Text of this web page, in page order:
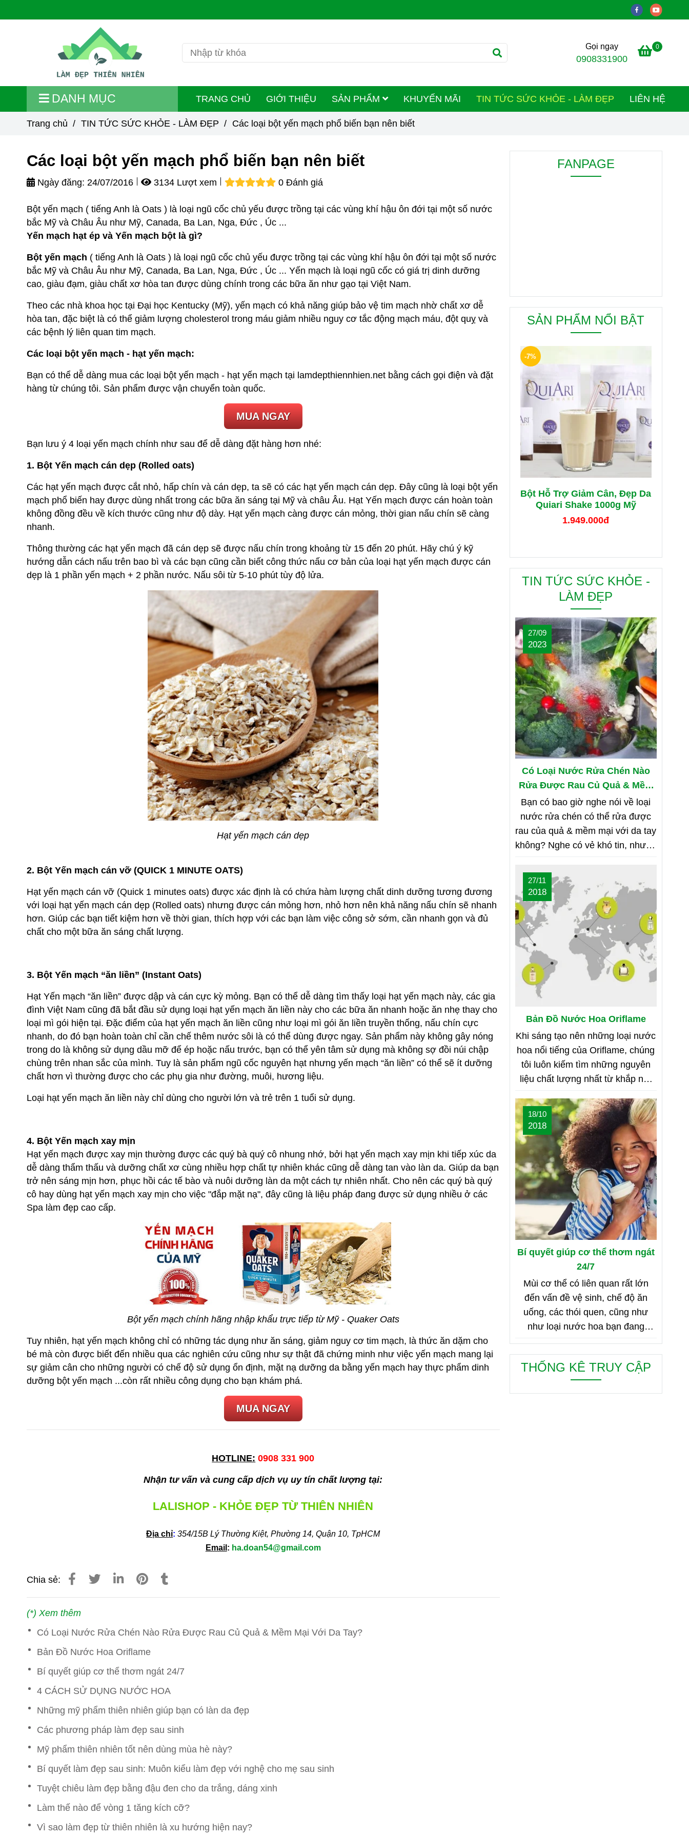
Gọi ngay
0908331900
0
DANH MỤC TRANG CHỦ GIỚI THIỆU SẢN PHẨM KHUYẾN MÃI TIN TỨC SỨC KHỎE - LÀM ĐẸP LIÊN HỆ
Trang chủ / TIN TỨC SỨC KHỎE - LÀM ĐẸP / Các loại bột yến mạch phổ biến bạn nên biết
Các loại bột yến mạch phổ biến bạn nên biết
Ngày đăng: 24/07/2016 3134 Lượt xem 0 Đánh giá
Bột yến mạch ( tiếng Anh là Oats ) là loại ngũ cốc chủ yếu được trồng tại các vùng khí hậu ôn đới tại một số nước
bắc Mỹ và Châu Âu như Mỹ, Canada, Ba Lan, Nga, Đức , Úc ...
Yến mạch hạt ép và Yến mạch bột là gì?
Bột yến mạch ( tiếng Anh là Oats ) là loại ngũ cốc chủ yếu được trồng tại các vùng khí hậu ôn đới tại một số nước
bắc Mỹ và Châu Âu như Mỹ, Canada, Ba Lan, Nga, Đức , Úc ... Yến mạch là loại ngũ cốc có giá trị dinh dưỡng
cao, giàu đạm, giàu chất xơ hòa tan được dùng chính trong các bữa ăn như gạo tại Việt Nam.
Theo các nhà khoa học tại Đại học Kentucky (Mỹ), yến mạch có khả năng giúp bảo vệ tim mạch nhờ chất xơ dễ
hòa tan, đặc biệt là có thể giảm lượng cholesterol trong máu giảm nhiều nguy cơ tắc động mạch máu, đột quỵ và
các bệnh lý liên quan tim mạch.
Các loại bột yến mạch - hạt yến mạch:
Bạn có thể dễ dàng mua các loại bột yến mạch - hạt yến mạch tại lamdepthiennhien.net bằng cách gọi điện và đặt
hàng từ chúng tôi. Sản phẩm được vận chuyển toàn quốc.
MUA NGAY
Bạn lưu ý 4 loại yến mạch chính như sau để dễ dàng đặt hàng hơn nhé:
1. Bột Yến mạch cán dẹp (Rolled oats)
Các hạt yến mạch được cắt nhỏ, hấp chín và cán dẹp, ta sẽ có các hạt yến mạch cán dẹp. Đây cũng là loại bột yến
mạch phổ biến hay được dùng nhất trong các bữa ăn sáng tại Mỹ và châu Âu. Hạt Yến mạch được cán hoàn toàn
không đồng đều về kích thước cũng như độ dày. Hạt yến mạch càng được cán mỏng, thời gian nấu chín sẽ càng
nhanh.
Thông thường các hạt yến mạch đã cán dẹp sẽ được nấu chín trong khoảng từ 15 đến 20 phút. Hãy chú ý kỹ
hướng dẫn cách nấu trên bao bì và các bạn cũng cần biết công thức nấu cơ bản của loại hạt yến mạch được cán
dẹp là 1 phần yến mạch + 2 phần nước. Nấu sôi từ 5-10 phút tùy độ lửa.
Hạt yến mạch cán dẹp
2. Bột Yến mạch cán vỡ (QUICK 1 MINUTE OATS)
Hạt yến mạch cán vỡ (Quick 1 minutes oats) được xác định là có chứa hàm lượng chất dinh dưỡng tương đương
với loại hạt yến mạch cán dẹp (Rolled oats) nhưng được cán mỏng hơn, nhỏ hơn nên khả năng nấu chín sẽ nhanh
hơn. Giúp các bạn tiết kiệm hơn về thời gian, thích hợp với các bạn làm việc công sở sớm, cần nhanh gọn và đủ
chất cho một bữa ăn sáng chất lượng.
3. Bột Yến mạch “ăn liền” (Instant Oats)
Hạt Yến mạch “ăn liền” được dập và cán cực kỳ mỏng. Bạn có thể dễ dàng tìm thấy loại hạt yến mạch này, các gia
đình Việt Nam cũng đã bắt đầu sử dụng loại hạt yến mạch ăn liền này cho các bữa ăn nhanh hoặc ăn nhẹ thay cho
loại mì gói hiện tại. Đặc điểm của hạt yến mạch ăn liền cũng như loại mì gói ăn liền truyền thống, nấu chín cực
nhanh, do đó bạn hoàn toàn chỉ cần chế thêm nước sôi là có thể dùng được ngay. Sản phẩm này không gây nóng
trong do là không sử dụng dầu mỡ để ép hoặc nấu trước, bạn có thể yên tâm sử dụng mà không sợ đồi núi chập
chùng trên nhan sắc của mình. Tuy là sản phẩm ngũ cốc nguyên hạt nhưng yến mạch “ăn liền” có thể sẽ ít dưỡng
chất hơn vì thường được cho các phụ gia như đường, muôi, hương liệu.
Loại hạt yến mạch ăn liền này chỉ dùng cho người lớn và trẻ trên 1 tuổi sử dụng.
4. Bột Yến mạch xay mịn
Hạt yến mạch được xay mịn thường được các quý bà quý cô nhung nhớ, bởi hạt yến mạch xay mịn khi tiếp xúc da
dễ dàng thẩm thấu và dưỡng chất xơ cùng nhiều hợp chất tự nhiên khác cũng dễ dàng tan vào làn da. Giúp da bạn
trở nên sáng mịn hơn, phục hồi các tế bào và nuôi dưỡng làn da một cách tự nhiên nhất. Cho nên các quý bà quý
cô hay dùng hạt yến mạch xay mịn cho việc "đắp mặt nạ", đây cũng là liệu pháp đang được sử dụng nhiều ở các
Spa làm đẹp cao cấp.
Bột yến mạch chính hãng nhập khẩu trực tiếp từ Mỹ - Quaker Oats
Tuy nhiên, hạt yến mạch không chỉ có những tác dụng như ăn sáng, giảm nguy cơ tim mạch, là thức ăn dặm cho
bé mà còn được biết đến nhiều qua các nghiên cứu cũng như sự thật đã chứng minh như việc yến mạch mang lại
sự giảm cân cho những người có chế độ sử dụng ổn định, mặt nạ dưỡng da bằng yến mạch hay thực phẩm dinh
dưỡng bột yến mạch ...còn rất nhiều công dụng cho bạn khám phá.
MUA NGAY
HOTLINE: 0908 331 900
Nhận tư vấn và cung cấp dịch vụ uy tín chất lượng tại:
LALISHOP - KHỎE ĐẸP TỪ THIÊN NHIÊN
Địa chỉ:354/15B Lý Thường Kiệt, Phường 14, Quận 10, TpHCM
Email : ha.doan54@gmail.com
Chia sẻ:
(*) Xem thêm
Có Loại Nước Rửa Chén Nào Rửa Được Rau Củ Quả & Mềm Mại Với Da Tay?
Bản Đồ Nước Hoa Oriflame
Bí quyết giúp cơ thể thơm ngát 24/7
4 CÁCH SỬ DỤNG NƯỚC HOA
Những mỹ phẩm thiên nhiên giúp bạn có làn da đẹp
Các phương pháp làm đẹp sau sinh
Mỹ phẩm thiên nhiên tốt nên dùng mùa hè này?
Bí quyết làm đẹp sau sinh: Muôn kiểu làm đẹp với nghệ cho mẹ sau sinh
Tuyệt chiêu làm đẹp bằng đậu đen cho da trắng, dáng xinh
Làm thế nào để vòng 1 tăng kích cỡ?
Vì sao làm đẹp từ thiên nhiên là xu hướng hiện nay?
FANPAGE
SẢN PHẨM NỔI BẬT
Bột Hỗ Trợ Giảm Cân, Đẹp Da
Quiari Shake 1000g Mỹ
1.949.000đ
-7%
TIN TỨC SỨC KHỎE -
LÀM ĐẸP
Có Loại Nước Rửa Chén Nào
Rửa Được Rau Củ Quả & Mềm
Mại Với Da Tay?
27/09
2023
Bạn có bao giờ nghe nói về loại
nước rửa chén có thể rửa được
rau của quả & mềm mại với da tay
không? Nghe có vẻ khó tin, nhưng
Bản Đồ Nước Hoa Oriflame
27/11
2018
Khi sáng tạo nên những loại nước
hoa nổi tiếng của Oriflame, chúng
tôi luôn kiếm tìm những nguyên
liệu chất lượng nhất từ khắp nơi
đó là những nơi nào? Vậy hãy
cùng tìm hiểu Bản Đồ Nước Hoa
của Oriflame nhé!
Bí quyết giúp cơ thể thơm ngát
24/7
18/10
2018
Mùi cơ thể có liên quan rất lớn
đến vấn đề vệ sinh, chế độ ăn
uống, các thói quen, cũng như
như loại nước hoa bạn đang
dùng. Bên dưới là 8 mẹo nhỏ giúp
bạn duy trì cơ thể thơm ngát từ
sáng đến tối, từ đầu đến chân.
THỐNG KÊ TRUY CẬP